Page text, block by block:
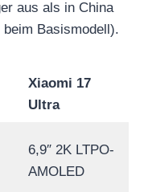
aus als in China
Basismodell).
Xiaomi 17
Ultra
6,9″ 2K LTPO-
AMOLED